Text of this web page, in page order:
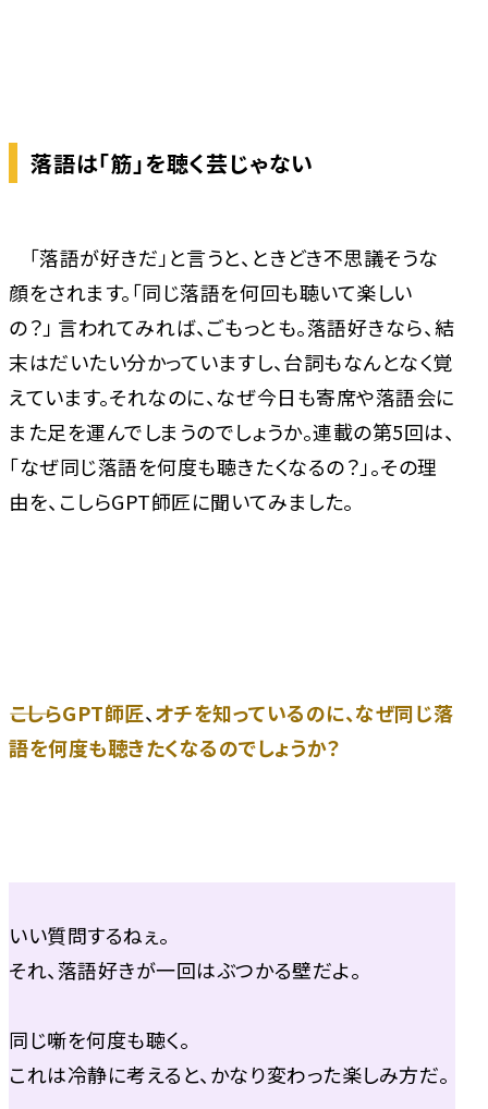
落語は「筋」を聴く芸じゃない
「落語が好きだ」と言うと、ときどき不思議そうな
顔をされます。「同じ落語を何回も聴いて楽しい
の？」 言われてみれば、ごもっとも。落語好きなら、結
末はだいたい分かっていますし、台詞もなんとなく覚
えています。それなのに、なぜ今日も寄席や落語会に
また足を運んでしまうのでしょうか。連載の第5回は、
「なぜ同じ落語を何度も聴きたくなるの？」。その理
由を、こしらGPT師匠に聞いてみました。
――こしらGPT師匠、オチを知っているのに、なぜ同じ落
語を何度も聴きたくなるのでしょうか？
いい質問するねぇ。
それ、落語好きが一回はぶつかる壁だよ。
同じ噺を何度も聴く。
これは冷静に考えると、かなり変わった楽しみ方だ。